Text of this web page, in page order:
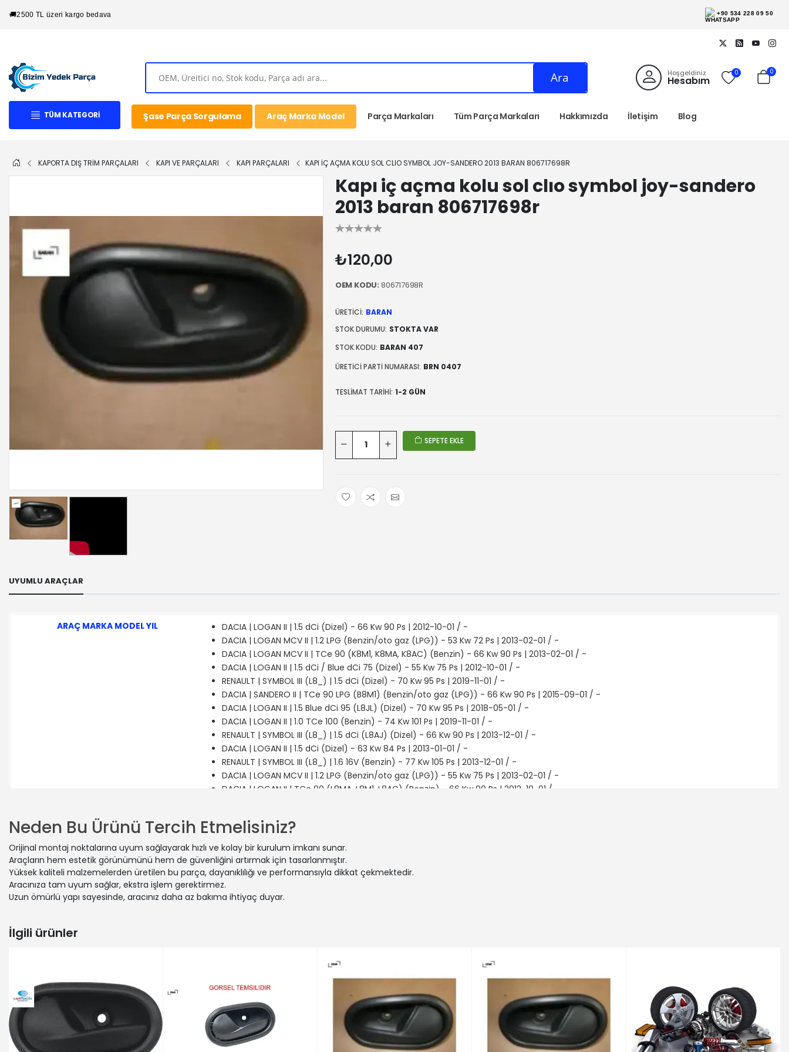
🚚2500 TL üzeri kargo bedava +90 534 228 09 50
Ara Hoşgeldiniz
Hesabım
0 0
TÜM KATEGORI Şase Parça Sorgulama Araç Marka Model Parça Markaları Tüm Parça Markaları Hakkımızda İletişim Blog
KAPORTA DIŞ TRİM PARÇALARI KAPI VE PARÇALARI KAPI PARÇALARI KAPI IÇ AÇMA KOLU SOL CLIO SYMBOL JOY-SANDERO 2013 BARAN 806717698R
Kapı iç açma kolu sol clıo symbol joy-sandero
2013 baran 806717698r
₺120,00
OEM KODU: 806717698R
ÜRETICI: BARAN
STOK DURUMU: STOKTA VAR
STOK KODU: BARAN 407
ÜRETICI PARTI NUMARASI: BRN 0407
TESLIMAT TARIHI: 1-2 GÜN
SEPETE EKLE
UYUMLU ARAÇLAR
ARAÇ MARKA MODEL YIL
DACIA | LOGAN II | 1.5 dCi (Dizel) - 66 Kw 90 Ps | 2012-10-01 / -
DACIA | LOGAN MCV II | 1.2 LPG (Benzin/oto gaz (LPG)) - 53 Kw 72 Ps | 2013-02-01 / -
DACIA | LOGAN MCV II | TCe 90 (K8M1, K8MA, K8AC) (Benzin) - 66 Kw 90 Ps | 2013-02-01 / -
DACIA | LOGAN II | 1.5 dCi / Blue dCi 75 (Dizel) - 55 Kw 75 Ps | 2012-10-01 / -
RENAULT | SYMBOL III (L8_) | 1.5 dCi (Dizel) - 70 Kw 95 Ps | 2019-11-01 / -
DACIA | SANDERO II | TCe 90 LPG (B8M1) (Benzin/oto gaz (LPG)) - 66 Kw 90 Ps | 2015-09-01 / -
DACIA | LOGAN II | 1.5 Blue dCi 95 (L8JL) (Dizel) - 70 Kw 95 Ps | 2018-05-01 / -
DACIA | LOGAN II | 1.0 TCe 100 (Benzin) - 74 Kw 101 Ps | 2019-11-01 / -
RENAULT | SYMBOL III (L8_) | 1.5 dCi (L8AJ) (Dizel) - 66 Kw 90 Ps | 2013-12-01 / -
DACIA | LOGAN II | 1.5 dCi (Dizel) - 63 Kw 84 Ps | 2013-01-01 / -
RENAULT | SYMBOL III (L8_) | 1.6 16V (Benzin) - 77 Kw 105 Ps | 2013-12-01 / -
DACIA | LOGAN MCV II | 1.2 LPG (Benzin/oto gaz (LPG)) - 55 Kw 75 Ps | 2013-02-01 / -
DACIA | LOGAN II | TCe 90 (L8MA, L8M1, L8AC) (Benzin) - 66 Kw 90 Ps | 2012-10-01 / -
DACIA | LOGAN II | TCe 90 LPG (Benzin/oto gaz (LPG)) - 66 Kw 90 Ps | 2015-09-01 / -
DACIA | SANDERO II | 1.2 LPG (Benzin/oto gaz (LPG)) - 55 Kw 75 Ps | 2012-10-01 / -
RENAULT | SYMBOL III (L8_) | 1.5 dCi (Dizel) - 60 Kw 82 Ps | 2013-12-01 / -
RENAULT | SYMBOL III (L8_) | 1.2 LPG (Benzin/oto gaz (LPG)) - 55 Kw 75 Ps | 2014-03-01 / -
DACIA | SANDERO II | TCe 90 (B8M1, B8MA, B8AC) (Benzin) - 66 Kw 90 Ps | 2012-10-01 / -
DACIA | SANDERO II | 1.0 LPG (B8ML) (Benzin/oto gaz (LPG)) - 74 Kw 101 Ps | 2019-11-01 / -
RENAULT | SYMBOL III (L8_) | 1.0 SCe (L8JC) (Benzin) - 54 Kw 73 Ps | 2017-01-01 / 2019-11-01
DACIA | LOGAN MCV II | 1.6 (Benzin) - 62 Kw 84 Ps | 2013-06-01 / -
RENAULT | SYMBOL III (L8_) | 1.5 dCi (Dizel) - 55 Kw 75 Ps | 2014-07-01 / -
DACIA | LOGAN II | 1.0 SCe 75 (Benzin) - 54 Kw 73 Ps | 2017-01-01 / -
DACIA | SANDERO II | 1.5 dCi 75 / Blue dCi 75 (B8JW, B8M4, B8AH, B8M7, B8M6) (Dizel) - 55 Kw 75 Ps | 2012-10-01 / -
DACIA | LOGAN MCV II | 1.5 Blue dCi 95 (K8JL) (Dizel) - 70 Kw 95 Ps | 2018-10-01 / -
DACIA | SANDERO II | 1.2 (Benzin) - 54 Kw 73 Ps | 2015-05-01 / -
Neden Bu Ürünü Tercih Etmelisiniz?
Orijinal montaj noktalarına uyum sağlayarak hızlı ve kolay bir kurulum imkanı sunar.
Araçların hem estetik görünümünü hem de güvenliğini artırmak için tasarlanmıştır.
Yüksek kaliteli malzemelerden üretilen bu parça, dayanıklılığı ve performansıyla dikkat çekmektedir.
Aracınıza tam uyum sağlar, ekstra işlem gerektirmez.
Uzun ömürlü yapı sayesinde, aracınız daha az bakıma ihtiyaç duyar.
İlgili ürünler